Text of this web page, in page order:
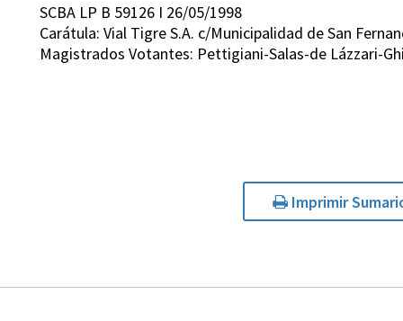
SCBA LP B 59126 I 26/05/1998
Carátula: Vial Tigre S.A. c/Municipalidad de San
Magistrados Votantes: Pettigiani-Salas-de Lázzari-
Imprimir